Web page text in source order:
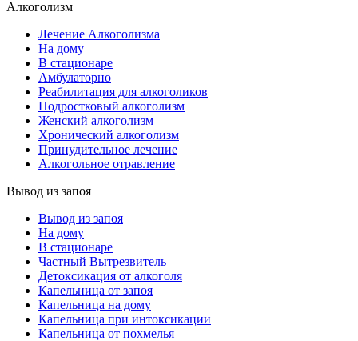
Алкоголизм
Лечение Алкоголизма
На дому
В стационаре
Амбулаторно
Реабилитация для алкоголиков
Подростковый алкоголизм
Женский алкоголизм
Хронический алкоголизм
Принудительное лечение
Алкогольное отравление
Вывод из запоя
Вывод из запоя
На дому
В стационаре
Частный Вытрезвитель
Детоксикация от алкоголя
Капельница от запоя
Капельница на дому
Капельница при интоксикации
Капельница от похмелья